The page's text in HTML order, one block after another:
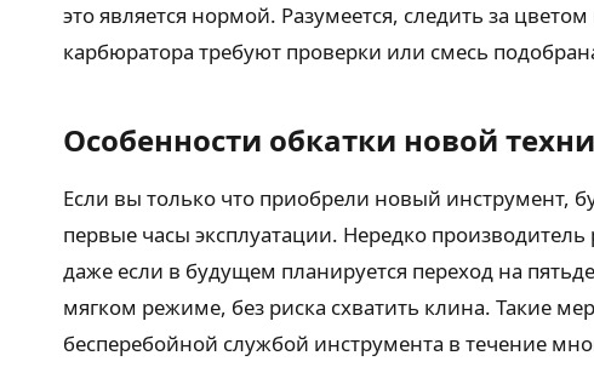
это является нормой. Разумеется, следить за
карбюратора требуют проверки или смесь
Особенности обкатки новой
Если вы только что приобрели новый инструмент,
первые часы эксплуатации. Нередко
даже если в будущем планируется переход на
мягком режиме, без риска схватить клина. Такие
бесперебойной службой инструмента в течение